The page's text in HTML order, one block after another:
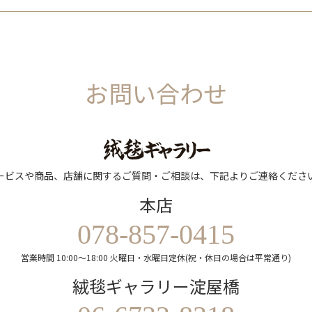
お問い合わせ
ビスや商品、店舗に関するご質問・ご相談は、下記よりご連絡くださ
本店
078-857-0415
営業時間 10:00～18:00 火曜日・水曜日定休(祝・休日の場合は平常通り)
絨毯ギャラリー淀屋橋